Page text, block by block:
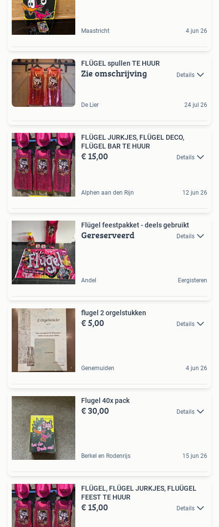
Maastricht 4 jun 26
FLÜGEL spullen TE HUUR
Zie omschrijving Details
De Lier 24 jul 26
FLÜGEL JURKJES, FLÜGEL DECO,
FLÜGEL BAR TE HUUR
€ 15,00 Details
Alphen aan den Rijn 12 jun 26
Flügel feestpakket - deels gebruikt
Gereserveerd Details
Andel Eergisteren
flugel 2 orgelstukken
€ 5,00 Details
Genemuiden 4 jun 26
Flugel 40x pack
€ 30,00 Details
Berkel en Rodenrijs 15 jun 26
FLÜGEL, FLÜGEL JURKJES, FLUÜGEL
FEEST TE HUUR
€ 15,00 Details